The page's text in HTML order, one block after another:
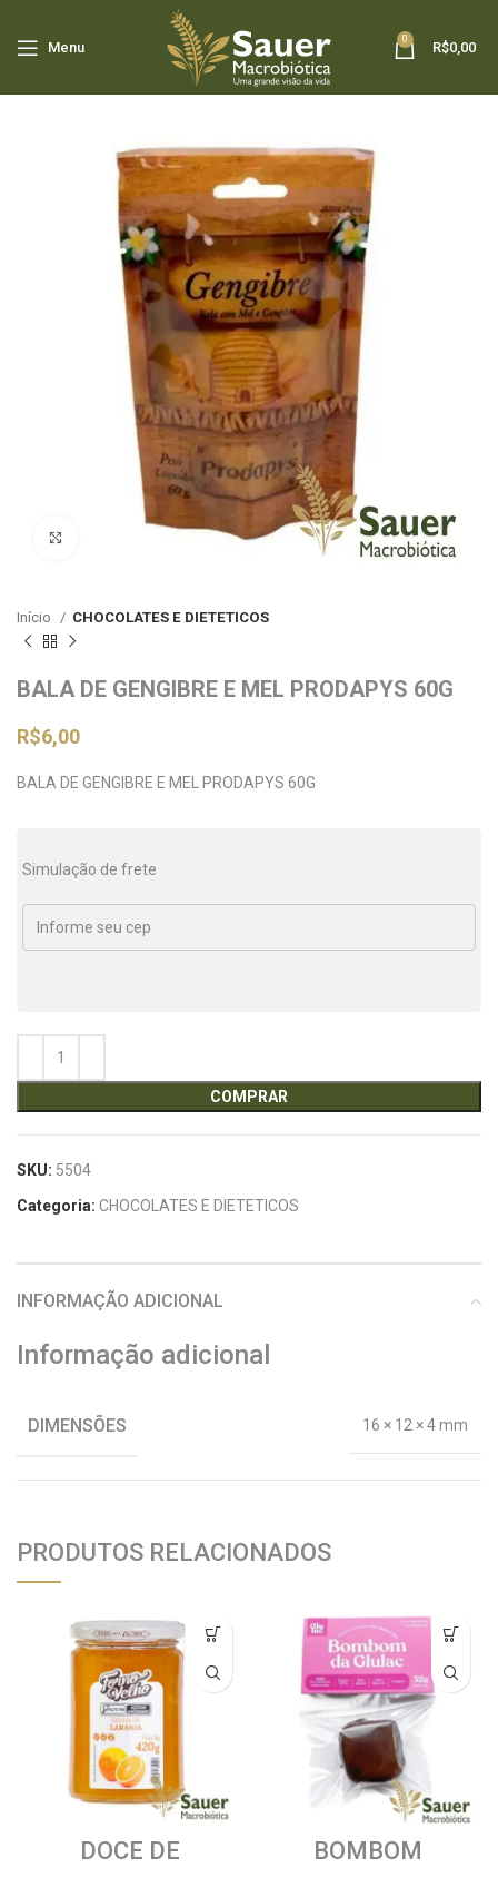
Menu
0
R$0,00
Clique para ampliar
Início CHOCOLATES E DIETETICOS
BALA DE GENGIBRE E MEL PRODAPYS 60G
R$6,00
BALA DE GENGIBRE E MEL PRODAPYS 60G
Simulação de frete
COMPRAR
SKU: 5504
Categoria: CHOCOLATES E DIETETICOS
INFORMAÇÃO ADICIONAL
Informação adicional
DIMENSÕES 16 × 12 × 4 mm
PRODUTOS RELACIONADOS
DOCE DE BOMBOM